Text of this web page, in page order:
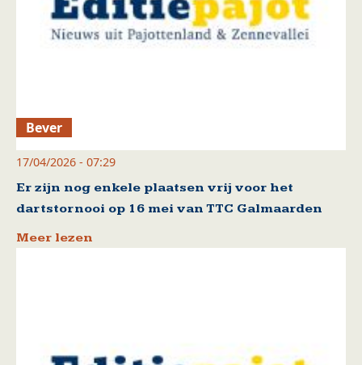
Bever
17/04/2026 - 07:29
Er zijn nog enkele plaatsen vrij voor het
dartstornooi op 16 mei van TTC Galmaarden
Meer lezen